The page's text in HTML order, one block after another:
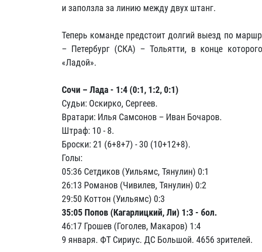
и заползла за линию между двух штанг.
Теперь команде предстоит долгий выезд по
– Петербург (СКА) – Тольятти, в конце
«Ладой».
Сочи – Лада - 1:4 (0:1, 1:2, 0:1)
Судьи: Оскирко, Сергеев.
Вратари: Илья Самсонов – Иван Бочаров.
Штраф: 10 - 8.
Броски: 21 (6+8+7) - 30 (10+12+8).
Голы:
05:36 Сетдиков (Уильямс, Тянулин) 0:1
26:13 Романов (Чивилев, Тянулин) 0:2
29:50 Коттон (Уильямс) 0:3
35:05 Попов (Кагарлицкий, Ли) 1:3 - бол.
46:17 Грошев (Гоголев, Макаров) 1:4
9 января. ФТ Сириус. ДС Большой. 4656 зрителей.